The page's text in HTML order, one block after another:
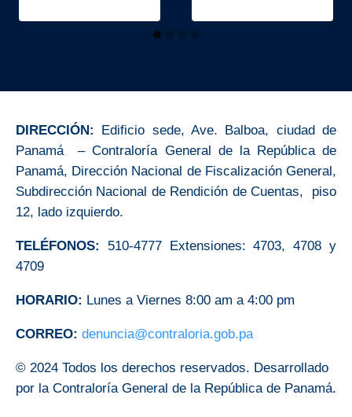
DIRECCIÓN:
Edificio sede, Ave. Balboa, ciudad de
Panamá – Contraloría General de la República de
Panamá, Dirección Nacional de Fiscalización General,
Subdirección Nacional de Rendición de Cuentas, piso
12, lado izquierdo.
TELÉFONOS: 510-4777 Extensiones: 4703, 4708 y
4709
HORARIO: Lunes a Viernes 8:00 am a 4:00 pm
CORREO: denuncia@contraloria.gob.pa
© 2024 Todos los derechos reservados. Desarrollado
por la Contraloría General de la República de Panamá.